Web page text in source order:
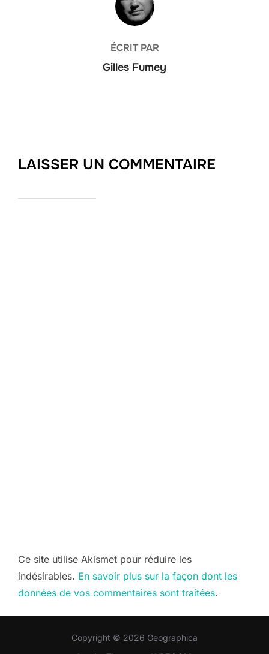
ÉCRIT PAR
Gilles Fumey
LAISSER UN COMMENTAIRE
Ce site utilise Akismet pour réduire les
indésirables. En savoir plus sur la façon dont les
données de vos commentaires sont traitées.
Copyright © 2026 Geographica